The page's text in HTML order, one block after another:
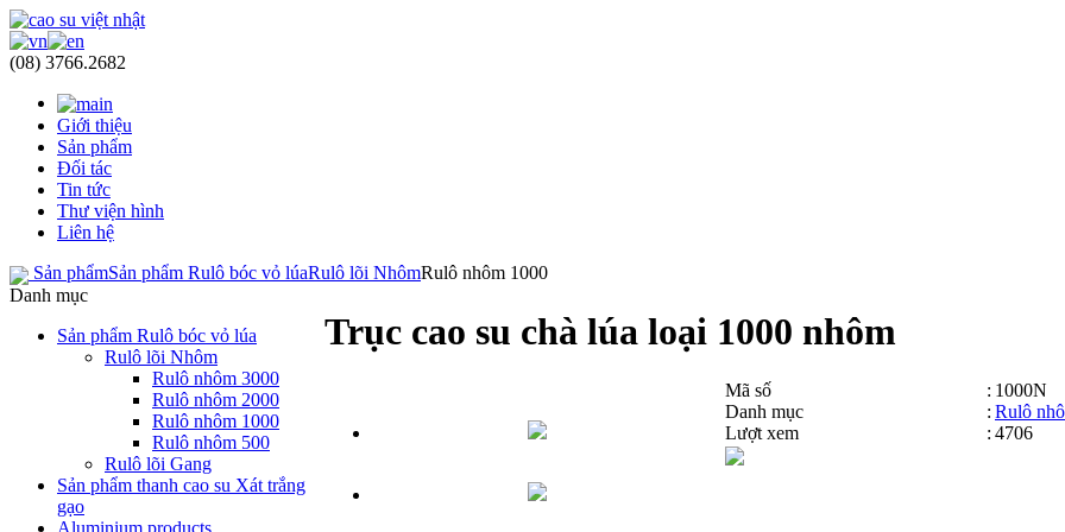
(08) 3766.2682
Giới thiệu
Sản phẩm
Đối tác
Tin tức
Thư viện hình
Liên hệ
Sản phẩmSản phẩm Rulô bóc vỏ lúaRulô lõi NhômRulô nhôm 1000
Danh mục
Sản phẩm Rulô bóc vỏ lúa
Rulô lõi Nhôm
Rulô nhôm 3000
Rulô nhôm 2000
Rulô nhôm 1000
Rulô nhôm 500
Rulô lõi Gang
Sản phẩm thanh cao su Xát trắng
gạo
Aluminium products
Trục cao su chà lúa loại 1000 nhôm
Mã số : 1000N
Danh mục
: Rulô
Lượt xem
: 4706